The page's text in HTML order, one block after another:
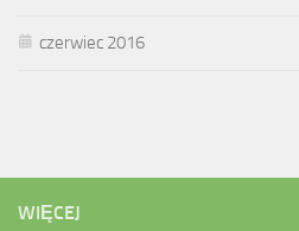
czerwiec 2016
WIĘCEJ